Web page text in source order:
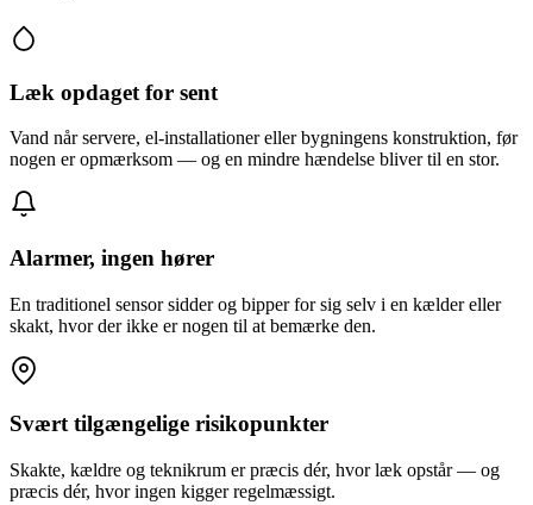
Læk opdaget for sent
Vand når servere, el-installationer eller bygningens konstruktion, før
nogen er opmærksom — og en mindre hændelse bliver til en stor.
Alarmer, ingen hører
En traditionel sensor sidder og bipper for sig selv i en kælder eller
skakt, hvor der ikke er nogen til at bemærke den.
Svært tilgængelige risikopunkter
Skakte, kældre og teknikrum er præcis dér, hvor læk opstår — og
præcis dér, hvor ingen kigger regelmæssigt.